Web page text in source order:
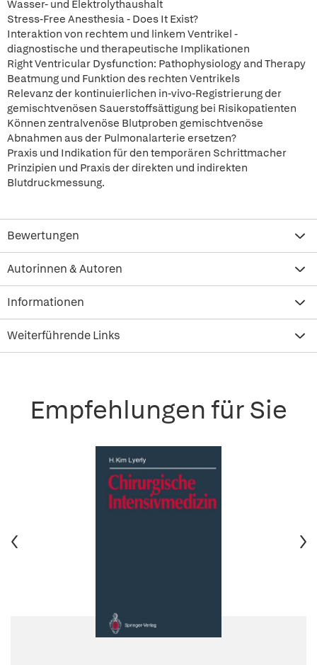
Wasser- und Elektrolythaushalt
Stress-Free Anesthesia - Does It Exist?
Interaktion von rechtem und linkem Ventrikel -
diagnostische und therapeutische Implikationen
Right Ventricular Dysfunction: Pathophysiology and Therapy
Beatmung und Funktion des rechten Ventrikels
Relevanz der kontinuierlichen in-vivo-Registrierung der
gemischtvenösen Sauerstoffsättigung bei Risikopatienten
Können zentralvenöse Blutproben gemischtvenöse
Abnahmen aus der Pulmonalarterie ersetzen?
Praxis und Indikation für den temporären Schrittmacher
Prinzipien und Praxis der direkten und indirekten
Blutdruckmessung.
Bewertungen
Autorinnen & Autoren
Informationen
Weiterführende Links
Empfehlungen für Sie